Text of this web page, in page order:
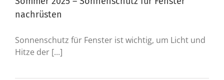
nachrüsten
Sonnenschutz für Fenster ist wichtig, um Licht und
Hitze der [...]